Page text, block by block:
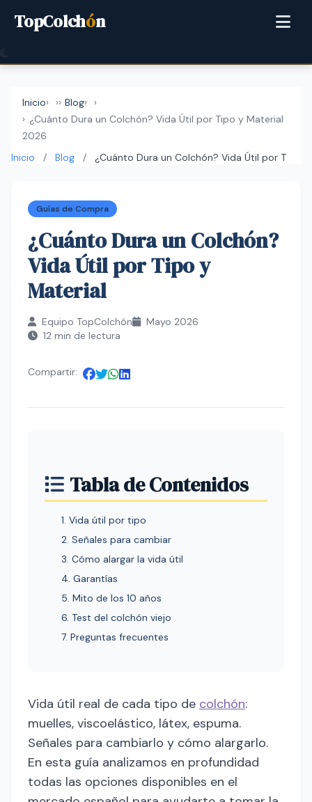
TopColchón
Inicio › Blog
›
¿Cuánto Dura un Colchón? Vida Útil por Tipo y Material
2026
Inicio
/ Blog / ¿Cuánto Dura un Colchón? Vida Útil por T
Guías de Compra
¿Cuánto Dura un Colchón?
Vida Útil por Tipo y
Material
Equipo TopColchón
Mayo 2026
12 min de lectura
Compartir:
Tabla de Contenidos
1. Vida útil por tipo
2. Señales para cambiar
3. Cómo alargar la vida útil
4. Garantías
5. Mito de los 10 años
6. Test del colchón viejo
7. Preguntas frecuentes
Vida útil real de cada tipo de colchón:
muelles, viscoelástico, látex, espuma.
Señales para cambiarlo y cómo alargarlo.
En esta guía analizamos en profundidad
todas las opciones disponibles en el